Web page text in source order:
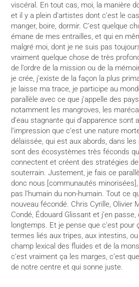
viscéral. En tout cas, moi, la manière
et il y a plein d’artistes dont c’est le
manger, boire, dormir. C’est quelque
émane de mes entrailles, et qui en
malgré moi, dont je ne suis pas
vraiment quelque chose de très
de l’ordre de la mission ou de la
je crée, j’existe de la façon la plus
je laisse ma trace, je participe au
parallèle avec ce que j’appelle des
notamment les mangroves, les
d’eau stagnante qui d’apparence sont
l’impression que c’est une nature
délaissée, qui est aux abords, dans
sont des écosystèmes très féconds
connectent et créent des stratégies
souterrain. Justement, je fais ce
donc nous [communautés
pas l’humain du non-humain. Tout ce
nouveau fécondé. Chris Cyrille, Olivier
Condé, Édouard Glissant et j’en
longtemps. Et je pense que c’est pour
termes liés aux tripes, aux intestins,
champ lexical des fluides et de la
c’est vraiment ça les marges, c’est
de notre centre et qui sonne juste.